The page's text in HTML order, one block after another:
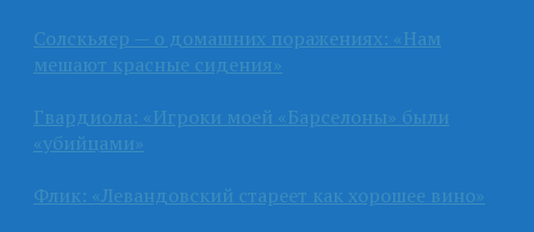
Солскьяер — о домашних поражениях: «Нам
мешают красные сидения»
Гвардиола: «Игроки моей «Барселоны» были
«убийцами»
Флик: «Левандовский стареет как хорошее вино»